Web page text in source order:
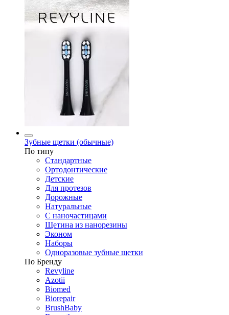
Зубные щетки (обычные)
По типу
Стандартные
Ортодонтические
Детские
Для протезов
Дорожные
Натуральные
С наночастицами
Щетина из нанорезины
Эконом
Наборы
Одноразовые зубные щетки
По Бренду
Revyline
Azotii
Biomed
Biorepair
BrushBaby